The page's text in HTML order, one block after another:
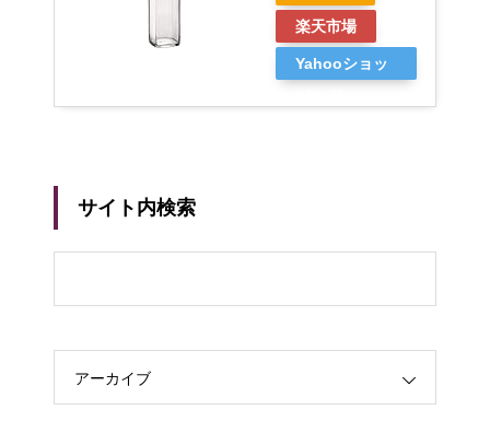
楽天市場
Yahooショッ
サイト内検索
アーカイブ